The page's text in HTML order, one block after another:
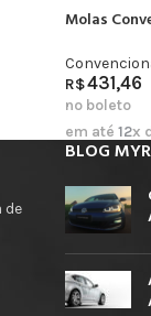
Molas
R$431,46
no boleto
em até 12x
de
BLOG